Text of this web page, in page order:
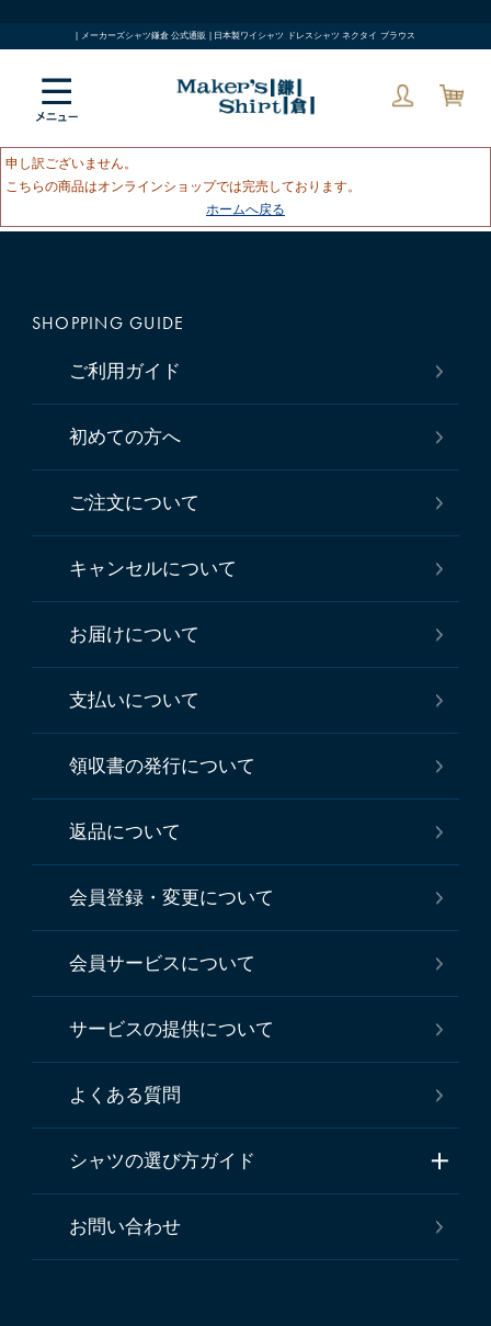
| メーカーズシャツ鎌倉 公式通販 | 日本製ワイシャツ ドレスシャツ ネクタイ ブラウス
申し訳ございません。
こちらの商品はオンラインショップでは完売しております。
ホームへ戻る
SHOPPING GUIDE
ご利用ガイド
初めての方へ
ご注文について
キャンセルについて
お届けについて
支払いについて
領収書の発行について
返品について
会員登録・変更について
会員サービスについて
サービスの提供について
よくある質問
シャツの選び方ガイド
お問い合わせ